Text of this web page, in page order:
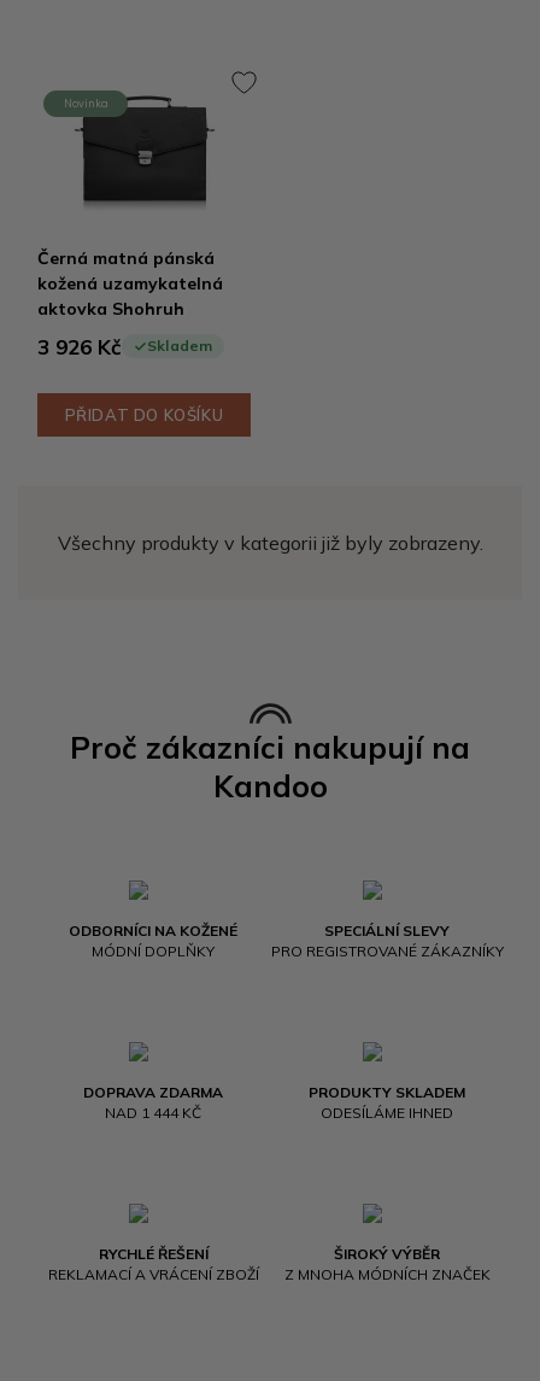
Novinka
Černá matná pánská
kožená uzamykatelná
aktovka Shohruh
3 926 Kč Skladem
PŘIDAT DO KOŠÍKU
Všechny produkty v kategorii již byly zobrazeny.
Proč zákazníci nakupují na
Kandoo
ODBORNÍCI NA KOŽENÉ
MÓDNÍ DOPLŇKY
SPECIÁLNÍ SLEVY
PRO REGISTROVANÉ ZÁKAZNÍKY
DOPRAVA ZDARMA
NAD 1 444 KČ
PRODUKTY SKLADEM
ODESÍLÁME IHNED
RYCHLÉ ŘEŠENÍ
REKLAMACÍ A VRÁCENÍ ZBOŽÍ
ŠIROKÝ VÝBĚR
Z MNOHA MÓDNÍCH ZNAČEK